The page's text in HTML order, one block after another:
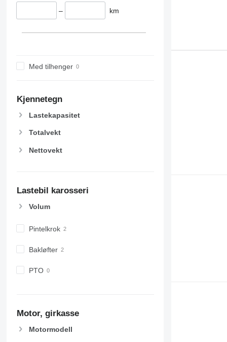
– km
Med tilhenger
Kjennetegn
Lastekapasitet
Totalvekt
Nettovekt
Lastebil karosseri
Volum
Pintelkrok
Bakløfter
PTO
Motor, girkasse
Motormodell